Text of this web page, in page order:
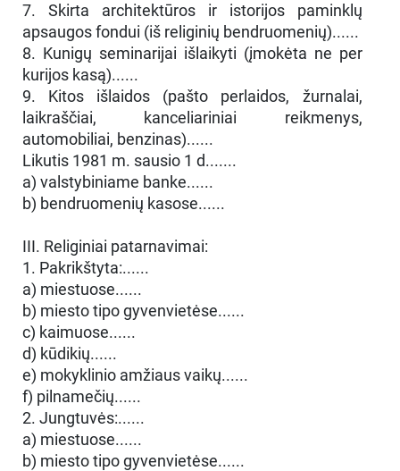
7. Skirta architektūros ir istorijos paminklų
apsaugos fondui (iš religinių bendruomenių)......
8. Kunigų seminarijai išlaikyti (įmokėta ne per
kurijos kasą)......
9. Kitos išlaidos (pašto perlaidos, žurnalai,
laikraščiai, kanceliariniai reikmenys,
automobiliai, benzinas)......
Likutis 1981 m. sausio 1 d.......
a) valstybiniame banke......
b) bendruomenių kasose......
III. Religiniai patarnavimai:
1. Pakrikštyta:......
a) miestuose......
b) miesto tipo gyvenvietėse......
c) kaimuose......
d) kūdikių......
e) mokyklinio amžiaus vaikų......
f) pilnamečių......
2. Jungtuvės:......
a) miestuose......
b) miesto tipo gyvenvietėse......